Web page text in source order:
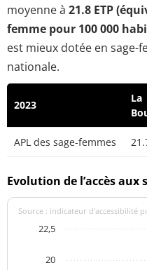
moyenne à 21.8 ETP
femme pour 100 000
est mieux dotée en sage-
nationale.
2023
La
APL des sage-femmes
Evolution de l’accès aux
Source : indicateur d’accessibilité
20
22,5